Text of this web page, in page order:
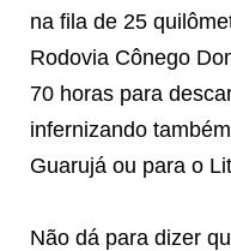
na fila de 25
Rodovia Cônego
70 horas para
infernizando
Guarujá ou para o
Não dá para dizer